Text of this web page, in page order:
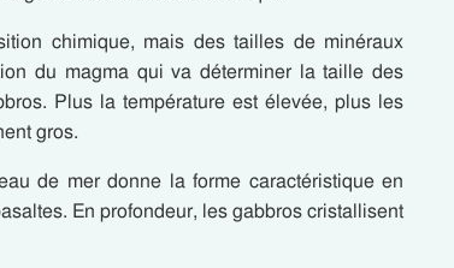
chimique, mais des tailles de minéraux
du magma qui va déterminer la taille des
Plus la température est élevée, plus les
gros.
de mer donne la forme caractéristique en
En profondeur, les gabbros cristallisent